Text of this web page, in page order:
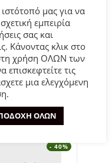
- 40%
μας για να
εμπειρία
σας και
Κάνοντας κλικ στο
χρήση ΟΛΩΝ των
τις
μια ελεγχόμενη
ΟΛΩΝ